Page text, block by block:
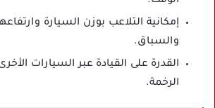
إمكانية التلاعب بوزن السيارة
والسباق.
القدرة على القيادة عبر السيارات
الرخمة.